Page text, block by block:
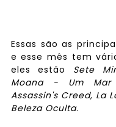
Essas são as
e esse mês tem
eles estão
Sete
Moana - Um Mar
Assassin's Creed, La
Beleza Oculta.